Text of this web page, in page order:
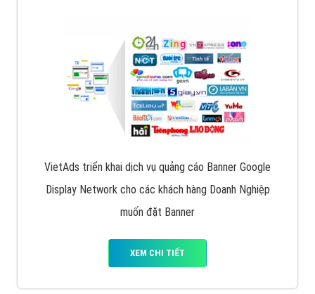
VietAds triển khai dịch vụ quảng cáo Banner Google
Display Network cho các khách hàng Doanh Nghiệp
muốn đặt Banner
XEM CHI TIẾT